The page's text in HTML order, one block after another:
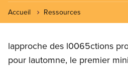
Accueil Ressources
lapproche des l0065ctions
pour lautomne, le premier